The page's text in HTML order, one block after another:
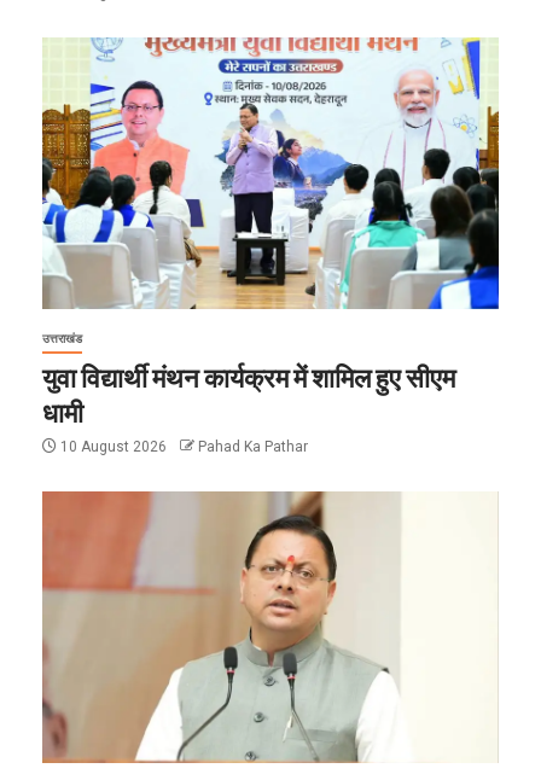
उत्तराखंड
युवा विद्यार्थी मंथन कार्यक्रम में शामिल हुए सीएम
धामी
10 August 2026 Pahad Ka Pathar